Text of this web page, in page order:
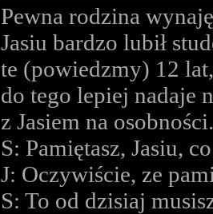
Pewna rodzina
Jasiu bardzo lubił
te (powiedzmy) 12
do tego lepiej nadaje
z Jasiem na osobności.
S: Pamiętasz, Jasiu,
J: Oczywiście, ze
S: To od dzisiaj